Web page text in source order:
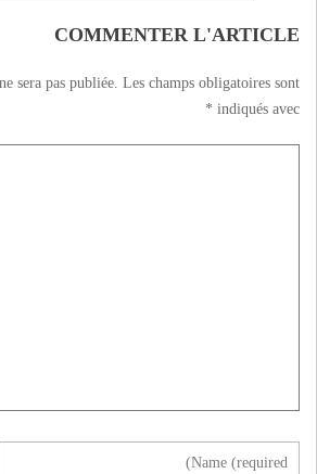
COMMENTER L'ARTICLE
sera pas publiée. Les champs obligatoires sont
indiqués avec
*